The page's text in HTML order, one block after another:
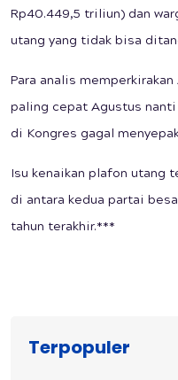
Rp40.449,5 triliun) dan
utang yang tidak bisa
Para analis
paling cepat Agustus
di Kongres gagal
Isu kenaikan plafon utang
di antara kedua partai
tahun terakhir.***
Terpopuler